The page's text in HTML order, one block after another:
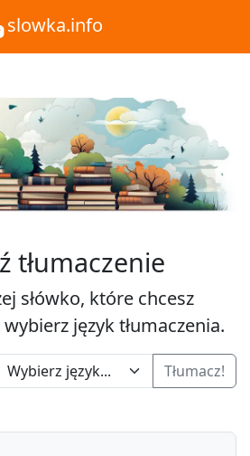
slowka.info
tłumaczenie
słówko, które chcesz
język tłumaczenia.
Tłumacz!